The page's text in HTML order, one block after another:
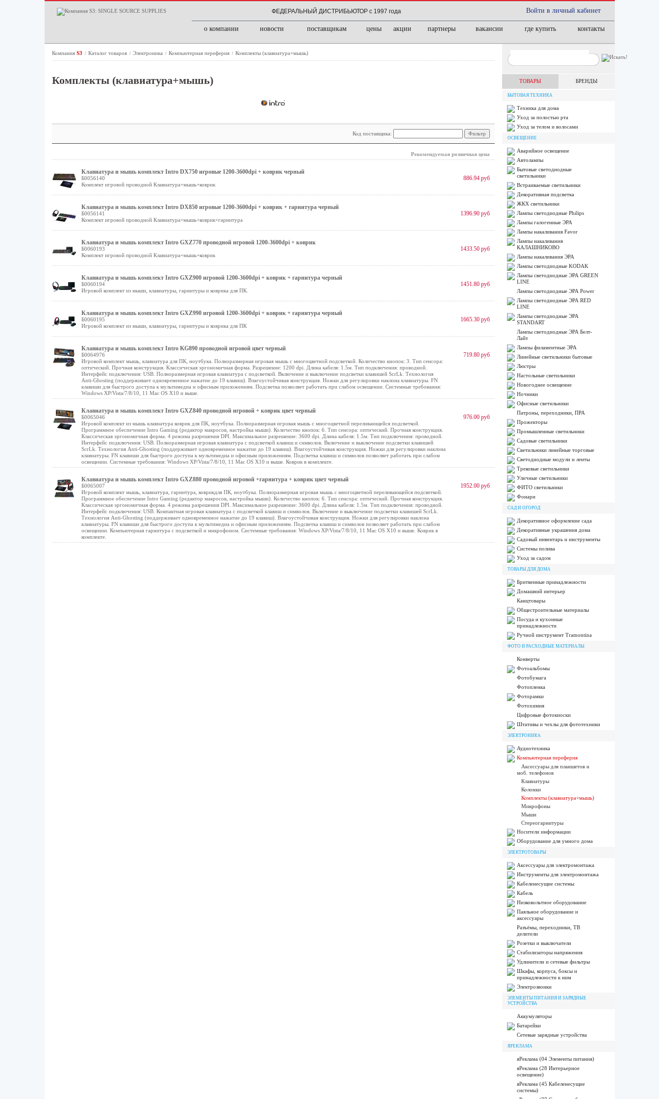
Войти в личный кабинет
ФЕДЕРАЛЬНЫЙ ДИСТРИБЬЮТОР с 1997 года
о компании новости поставщикам цены акции партнеры вакансии где купить контакты
Компания S3 / Каталог товаров / Электроника / Компьютерная переферия / Комплекты (клавиатура+мышь)
Комплекты (клавиатура+мышь)
Код поставщика:
Рекомендуемая розничная цена
Клавиатура и мышь комплект Intro DX750 игровые 1200-3600dpi + коврик черный
Б0056140
Комплект игровой проводной Клавиатура+мышь+коврик
886.94 руб
Клавиатура и мышь комплект Intro DX850 игровые 1200-3600dpi + коврик + гарнитура черный
Б0056141
Комплект игровой проводной Клавиатура+мышь+коврик+гарнитура
1396.90 руб
Клавиатура и мышь комплект Intro GXZ770 проводной игровой 1200-3600dpi + коврик
Б0060193
Комплект игровой проводной Клавиатура+мышь+коврик
1433.50 руб
Клавиатура и мышь комплект Intro GXZ900 игровой 1200-3600dpi + коврик + гарнитура черный
Б0060194
Игровой комплект из мыши, клавиатуры, гарнитуры и коврика для ПК.
1451.80 руб
Клавиатура и мышь комплект Intro GXZ990 игровой 1200-3600dpi + коврик + гарнитура черный
Б0060195
Игровой комплект из мыши, клавиатуры, гарнитуры и коврика для ПК
1665.30 руб
Клавиатура и мышь комплект Intro KG890 проводной игровой цвет черный
Б0064976
Игровой комплект мышь, клавиатура для ПК, ноутбука. Полноразмерная игровая мышь с многоцветной подсветкой. Количество кнопок: 3. Тип сенсора:
оптический. Прочная конструкция. Классическая эргономичная форма. Разрешение: 1200 dpi. Длина кабеля: 1.5м. Тип подключения: проводной.
Интерфейс подключения: USB. Полноразмерная игровая клавиатура с подсветкой. Включение и выключение подсветки клавишей ScrLk. Технология
Anti-Ghosting (поддерживает одновременное нажатие до 19 клавиш). Влагоустойчивая конструкция. Ножки для регулировки наклона клавиатуры. FN
клавиши для быстрого доступа к мультимедиа и офисным приложениям. Подсветка позволяет работать при слабом освещении. Системные требования:
Windows XP/Vista/7/8/10, 11 Mac OS X10 и выше.
719.80 руб
Клавиатура и мышь комплект Intro GXZ840 проводной игровой + коврик цвет черный
Б0065046
Игровой комплект из мышь клавиатура коврик для ПК, ноутбука. Полноразмерная игровая мышь с многоцветной переливающейся подсветкой.
Программное обеспечение Intro Gaming (редактор макросов, настройка мыши). Количество кнопок: 6. Тип сенсора: оптический. Прочная конструкция.
Классическая эргономичная форма. 4 режима разрешения DPI. Максимальное разрешение: 3600 dpi. Длина кабеля: 1.5м. Тип подключения: проводной.
Интерфейс подключения: USB. Полноразмерная игровая клавиатура с подсветкой клавиш и символов. Включение и выключение подсветки клавишей
ScrLk. Технология Anti-Ghosting (поддерживает одновременное нажатие до 19 клавиш). Влагоустойчивая конструкция. Ножки для регулировки наклона
клавиатуры. FN клавиши для быстрого доступа к мультимедиа и офисным приложениям. Подсветка клавиш и символов позволяет работать при слабом
освещении. Системные требования: Windows XP/Vista/7/8/10, 11 Mac OS X10 и выше. Коврик в комплекте.
976.00 руб
Клавиатура и мышь комплект Intro GXZ880 проводной игровой +гарнитура + коврик цвет черный
Б0065007
Игровой комплект мышь, клавиатура, гарнитура, коврикдля ПК, ноутбука. Полноразмерная игровая мышь с многоцветной переливающейся подсветкой.
Программное обеспечение Intro Gaming (редактор макросов, настройка мыши). Количество кнопок: 6. Тип сенсора: оптический. Прочная конструкция.
Классическая эргономичная форма. 4 режима разрешения DPI. Максимальное разрешение: 3600 dpi. Длина кабеля: 1.5м. Тип подключения: проводной.
Интерфейс подключения: USB. Компактная игровая клавиатура с подсветкой клавиш и символов. Включение и выключение подсветки клавишей ScrLk.
Технология Anti-Ghosting (поддерживает одновременное нажатие до 19 клавиш). Влагоустойчивая конструкция. Ножки для регулировки наклона
клавиатуры. FN клавиши для быстрого доступа к мультимедиа и офисным приложениям. Подсветка клавиш и символов позволяет работать при слабом
освещении. Компьютерная гарнитура с подсветкой и микрофоном. Системные требования: Windows XP/Vista/7/8/10, 11 Mac OS X10 и выше. Коврик в
комплекте.
1952.00 руб
ТОВАРЫ БРЕНДЫ
БЫТОВАЯ ТЕХНИКА
Техника для дома
Уход за полостью рта
Уход за телом и волосами
ОСВЕЩЕНИЕ
Аварийное освещение
Автолампы
Бытовые светодиодные
светильники
Встраиваемые светильники
Декоративная подсветка
ЖКХ светильники
Лампы cветодиодные Philips
Лампы галогенные ЭРА
Лампы накаливания Favor
Лампы накаливания
КАЛАШНИКОВО
Лампы накаливания ЭРА
Лампы светодиодные KODAK
Лампы светодиодные ЭРА GREEN
LINE
Лампы светодиодные ЭРА Power
Лампы светодиодные ЭРА RED
LINE
Лампы светодиодные ЭРА
STANDART
Лампы светодиодные ЭРА Белт-
Лайт
Лампы филаментные ЭРА
Линейные светильники бытовые
Люстры
Настольные светильники
Новогоднее освещение
Ночники
Офисные светильники
Патроны, переходники, ПРА
Прожекторы
Промышленные светильники
Садовые светильники
Светильники линейные торговые
Светодиодные модули и ленты
Трековые светильники
Уличные светильники
ФИТО светильники
Фонари
САД И ОГОРОД
Декоративное оформление сада
Декоративные украшения дома
Садовый инвентарь и инструменты
Системы полива
Уход за садом
ТОВАРЫ ДЛЯ ДОМА
Бритвенные принадлежности
Домашний интерьер
Канцтовары
Общестроительные материалы
Посуда и кухонные
принадлежности
Ручной инструмент Tramontina
ФОТО И РАСХОДНЫЕ МАТЕРИАЛЫ
Конверты
Фотоальбомы
Фотобумага
Фотопленка
Фоторамки
Фотохимия
Цифровые фотокиоски
Штативы и чехлы для фототехники
ЭЛЕКТРОНИКА
Аудиотехника
Компьютерная переферия
Аксессуары для планшетов и
моб. телефонов
Клавиатуры
Колонки
Комплекты (клавиатура+мышь)
Микрофоны
Мыши
Стереогарнитуры
Носители информации
Оборудование для умного дома
ЭЛЕКТРОТОВАРЫ
Аксессуары для электромонтажа
Инструменты для электромонтажа
Кабеленесущие системы
Кабель
Низковольтное оборудование
Паяльное оборудование и
аксессуары
Разъёмы, переходники, ТВ
делители
Розетки и выключатели
Стабилизаторы напряжения
Удлинители и сетевые фильтры
Шкафы, корпуса, боксы и
принадлежности к ним
Электрозвонки
ЭЛЕМЕНТЫ ПИТАНИЯ И ЗАРЯДНЫЕ
УСТРОЙСТВА
Аккумуляторы
Батарейки
Сетевые зарядные устройства
ЯРЕКЛАМА
яРеклама (04 Элементы питания)
яРеклама (28 Интерьерное
освещение)
яРеклама (45 Кабеленесущие
системы)